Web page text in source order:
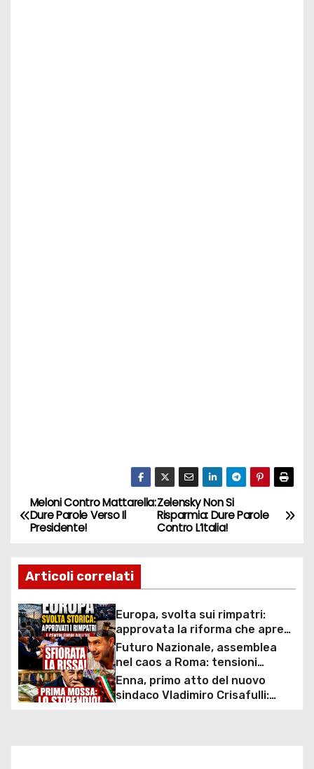
N
a
v
i
g
a
z
Zelensky Non Si
Risparmia: Dure Parole
Contro L’Italia!
Meloni Contro Mattarella:
Dure Parole Verso Il
Presidente!
Articoli correlati
Europa, svolta sui rimpatri:
approvata la riforma che apre
ai centri fuori dall’UE e accelera
le espulsioni
Futuro Nazionale, assemblea
nel caos a Roma: tensioni
interne, spintoni e proteste
durante il debutto del partito di
Roberto Vannacci
Enna, primo atto del nuovo
sindaco Vladimiro Crisafulli: